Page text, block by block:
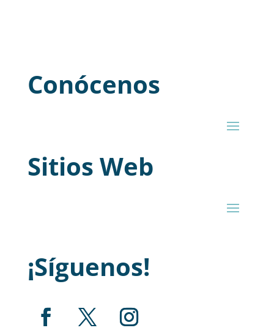
Conócenos
Sitios Web
¡Síguenos!